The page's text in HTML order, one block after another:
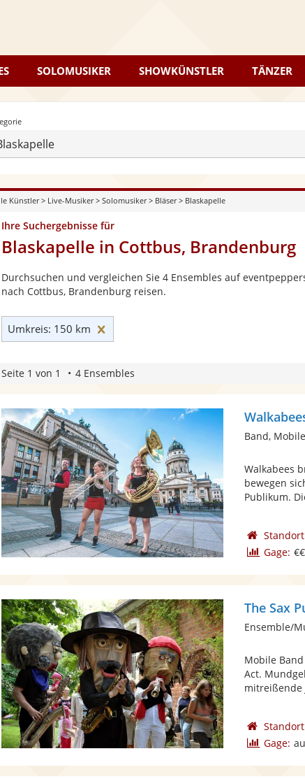
SOLOMUSIKER SHOWKÜNSTLER TÄNZER
Künstler> Live-Musiker> Solomusiker> Bläser> Blaskapelle
Ihre Suchergebnisse für
Blaskapelle in Cottbus, Brandenburg
Durchsuchen und vergleichen Sie 4 Ensembles auf
nach Cottbus, Brandenburg reisen.
Umkreis: 150 km
Seite 1 von 1 4 Ensembles
Band,
Walkabees
bewegen
Publikum.
Gage: €€
The Sax
Mobile
Act.
mitreißende
Gage: